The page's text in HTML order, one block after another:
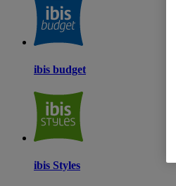
ibis budget
ibis Styles